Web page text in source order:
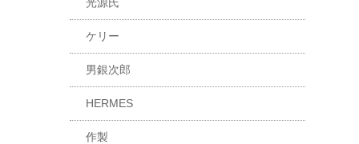
ケリー
男銀次郎
HERMES
作製